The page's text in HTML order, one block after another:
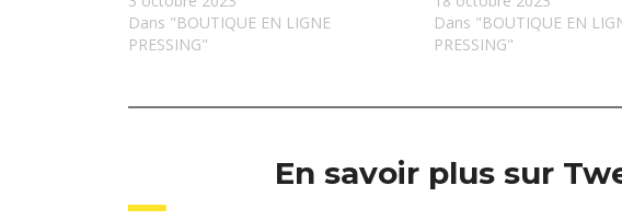
Dans "BOUTIQUE EN LIGNE
PRESSING"
Dans "BOUTIQUE EN
PRESSING"
En savoir plus sur